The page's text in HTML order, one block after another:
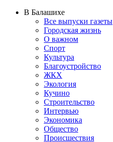
В Балашихе
Все выпуски газеты
Городская жизнь
О важном
Спорт
Культура
Благоустройство
ЖКХ
Экология
Кучино
Строительство
Интервью
Экономика
Общество
Происшествия